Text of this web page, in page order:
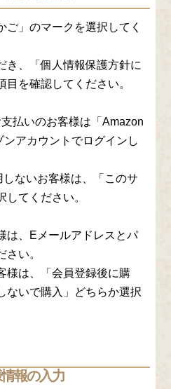
ご」のマークを選択してく
き、「個人情報保護方針に
目を確認してください。
払いのお客様は「Amazon
アカウントでログインし
しないお客様は、「このサ
してください。
は、Eメールアドレスとパ
さい。
様は、「会員登録後に購
ないで購入」どちらか選択
報の入力